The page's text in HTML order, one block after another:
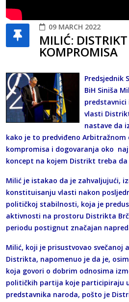
09 MARCH 2022
MILIĆ:
KOMPROMISA
Predsjednik
BiH Siniša
predstavnici
vlasti
nastave da
kako je to predviđeno
kompromisa i dogovaranja oko
koncept na kojem Distrikt treba
Milić je istakao da je zahvaljujući,
konstituisanju vlasti nakon
političkoj stabilnosti, koja je
aktivnosti na prostoru Distrikta
periodu postignut značajan
Milić, koji je prisustvovao svečanoj
Distrikta, napomenuo je da je,
koja govori o dobrim odnosima
političkih partija koje participiraju
predstavnika naroda, pošto je